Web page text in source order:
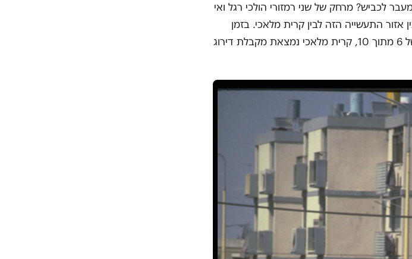
לכביש? מרחק של שני רמזורי הולכי רגל ואי
התעשייה הזה לבין קרית מלאכי. בזמן
שבאר טוביה נמצאת בדירוג סוציואקונומי של 6 מתוך 10, קרית מלאכי נמצאת מקבלת דירוג